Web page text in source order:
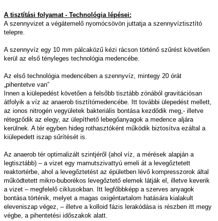
A tisztítási folyamat - Technológia lépései:
A szennyvizet a végátemelő nyomócsövön juttatja a szennyvíztisztító
telepre.
A szennyvíz egy 10 mm pálcaközű kézi rácson történő szűrést követően
kerül az első tényleges technológia medencébe.
Az első technológia medencében a szennyvíz, mintegy 20 órát
„pihentetve van”
Innen a kiülepedést követően a felsőbb tisztább zónából gravitációsan
átfolyik a víz az anaerob tisztítómedencébe. Itt további ülepedést mellett,
az ionos nitrogén vegyületek bakteriális bontása kezdődik meg,- illetve
rétegződik az elegy, az ülepíthető lebegőanyagok a medence aljára
kerülnek. A tér egyben hideg rothasztóként működik biztosítva ezáltal a
kiülepedett iszap sűrítését is.
Az anaerob tér optimalizált szintjéről (ahol víz, a mérések alapján a
legtisztább) – a vizet egy mamutszivattyú emeli át a levegőztetett
reaktortérbe, ahol a levegőztetést az épületben lévő kompresszorok által
működtetett mikro-buborékos levegőztető elemek látják el, illetve keverik
a vizet – megfelelő ciklusokban. Itt legfőbbképp a szerves anyagok
bontása történik, melyet a magas oxigéntartalom hatására kialakult
eleveniszap végez, – illetve a kolloid fázis lerakódása is részben itt megy
végbe, a pihentetési időszakok alatt.